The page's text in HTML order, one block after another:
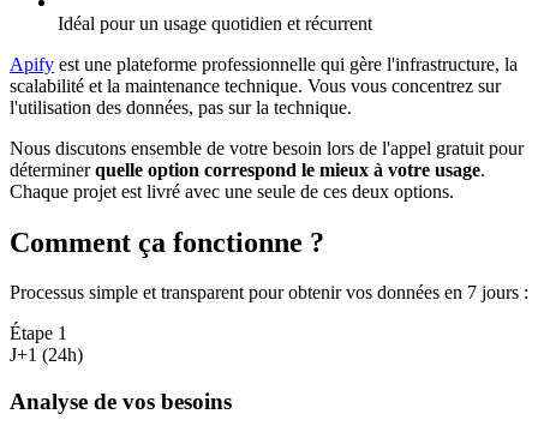
Idéal pour un usage quotidien et récurrent
Apify est une plateforme professionnelle qui gère l'infrastructure, la
scalabilité et la maintenance technique. Vous vous concentrez sur
l'utilisation des données, pas sur la technique.
Nous discutons ensemble de votre besoin lors de l'appel gratuit pour
déterminerquelle option correspond le mieux à votre usage.
Chaque projet est livré avec une seule de ces deux options.
Comment ça fonctionne ?
Processus simple et transparent pour obtenir vos données en 7 jours :
Étape 1
J+1 (24h)
Analyse de vos besoins